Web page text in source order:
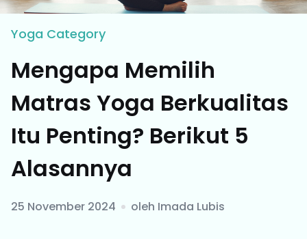
Yoga Category
Mengapa Memilih
Matras Yoga Berkualitas
Itu Penting? Berikut 5
Alasannya
25 November 2024 oleh Imada Lubis